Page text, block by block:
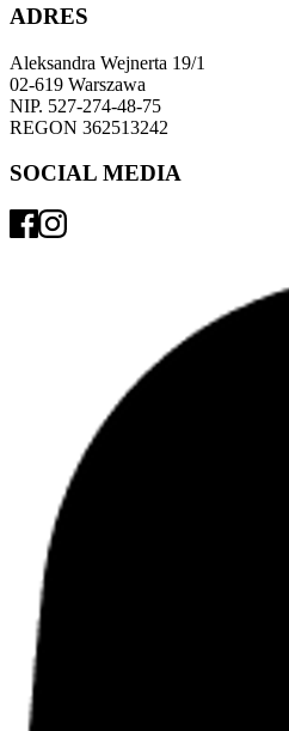
ADRES
Aleksandra Wejnerta 19/1
02-619 Warszawa
NIP. 527-274-48-75
REGON 362513242
SOCIAL MEDIA